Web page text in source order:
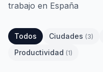
trabajo en España
Todos Ciudades (3)
Productividad (1)